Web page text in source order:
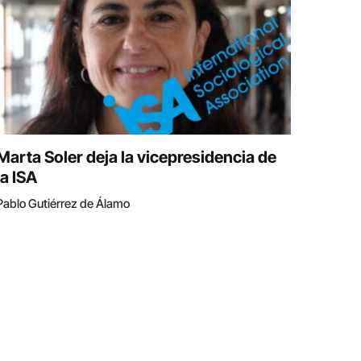
Soler deja la vicepresidencia de
ISA
Gutiérrez de Álamo